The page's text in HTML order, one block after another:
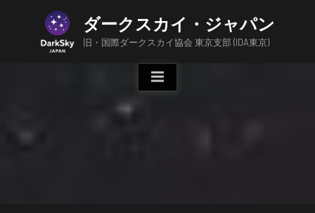
ダークスカイ・ジャパン
旧・国際ダークスカイ協会 東京支部 (IDA東京)